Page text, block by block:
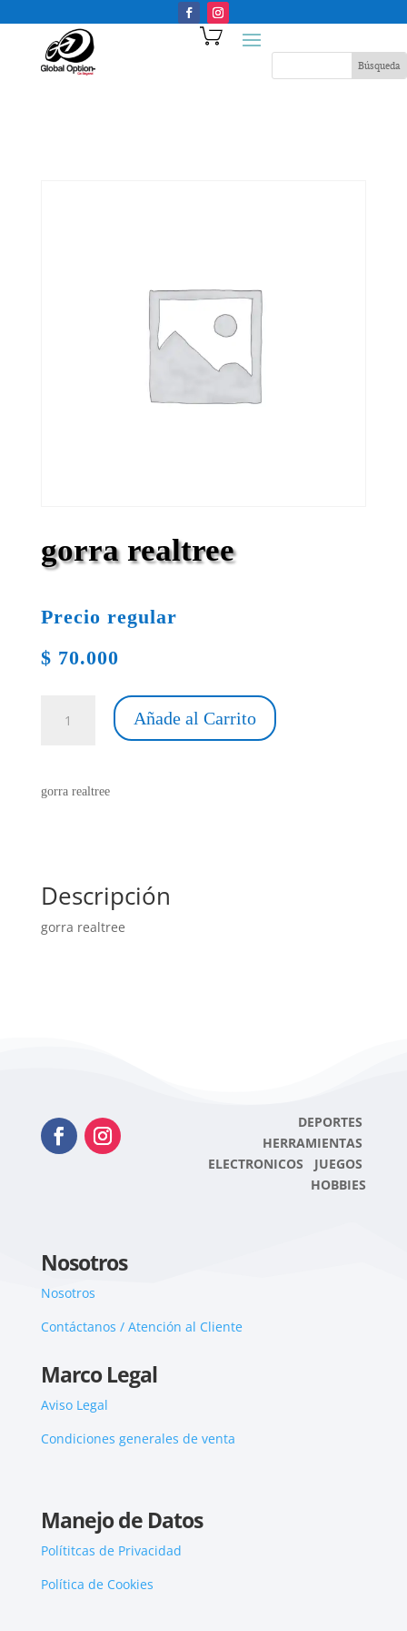
gorra realtree
Precio regular
$ 70.000
realtree
Añade al Carrito
gorra realtree
Descripción
gorra realtree
DEPORTES
HERRAMIENTAS
ELECTRONICOS JUEGOS
HOBBIES
Nosotros
Nosotros
Contáctanos / Atención al Cliente
Marco Legal
Aviso Legal
Condiciones generales de venta
Manejo de Datos
Polítitcas de Privacidad
Política de Cookies